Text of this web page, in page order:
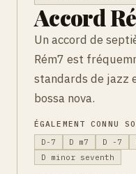
Accord
Un accord de
Rém7 est
standards de jazz
bossa nova.
ÉGALEMENT CONNU
D-7
D m7 D -7
D minor seventh